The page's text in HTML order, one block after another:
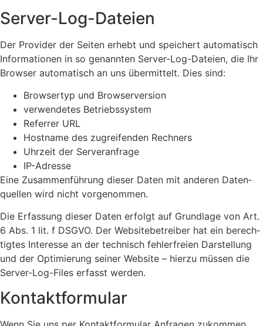
Ser­ver-Log-Datei­en
Der Pro­vi­der der Sei­ten erhebt und spei­chert auto­ma­tisch
Infor­ma­tio­nen in so genann­ten Ser­ver-Log-Datei­en, die Ihr
Brow­ser auto­ma­tisch an uns über­mit­telt. Dies sind:
Brow­ser­typ und Brow­ser­ver­si­on
ver­wen­de­tes Betriebs­sys­tem
Refer­rer URL
Host­na­me des zugrei­fen­den Rech­ners
Uhr­zeit der Ser­ver­an­fra­ge
IP-Adres­se
Eine Zusam­men­füh­rung die­ser Daten mit ande­ren Daten­
quel­len wird nicht vor­ge­nom­men.
Die Erfas­sung die­ser Daten erfolgt auf Grund­la­ge von Art.
6 Abs. 1 lit. f DSGVO. Der Web­site­be­trei­ber hat ein berech­
tig­tes Inter­es­se an der tech­nisch feh­ler­frei­en Dar­stel­lung
und der Opti­mie­rung sei­ner Web­site – hier­zu müs­sen die
Ser­ver-Log-Files erfasst wer­den.
Kon­takt­for­mu­lar